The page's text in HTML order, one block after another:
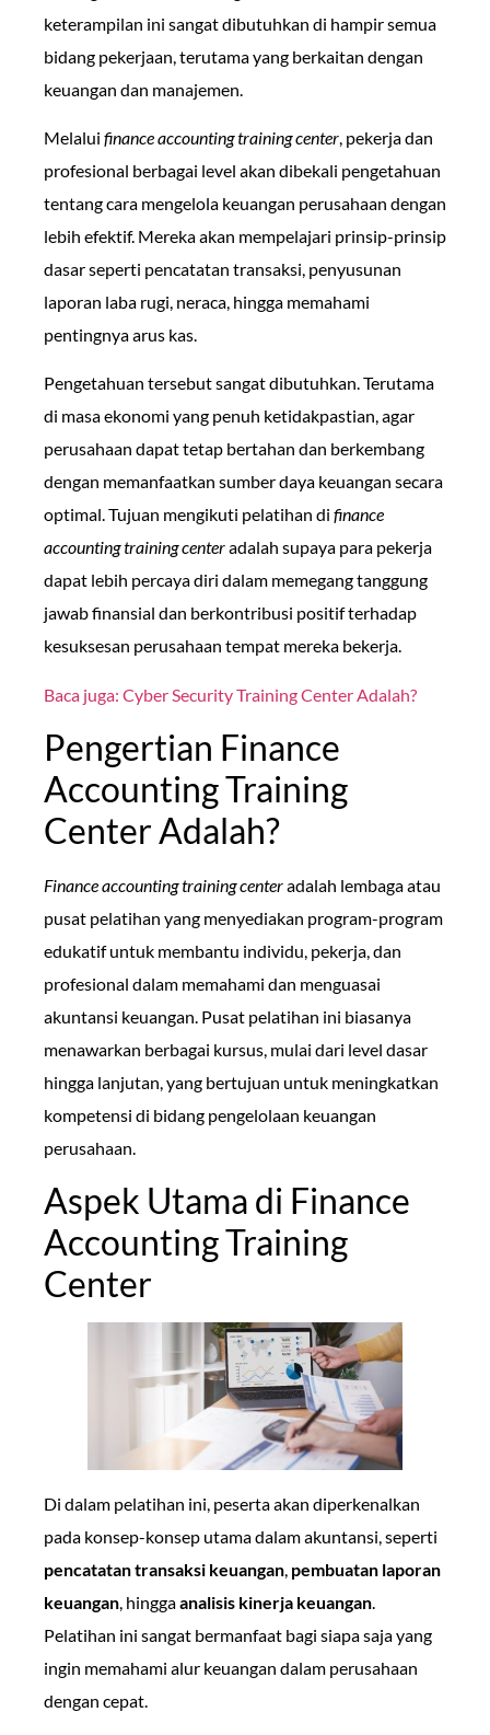
keterampilan ini sangat dibutuhkan di hampir semua
bidang pekerjaan, terutama yang berkaitan dengan
keuangan dan manajemen.
Melalui finance accounting training center, pekerja dan
profesional berbagai level akan dibekali pengetahuan
tentang cara mengelola keuangan perusahaan dengan
lebih efektif. Mereka akan mempelajari prinsip-prinsip
dasar seperti pencatatan transaksi, penyusunan
laporan laba rugi, neraca, hingga memahami
pentingnya arus kas.
Pengetahuan tersebut sangat dibutuhkan. Terutama
di masa ekonomi yang penuh ketidakpastian, agar
perusahaan dapat tetap bertahan dan berkembang
dengan memanfaatkan sumber daya keuangan secara
optimal. Tujuan mengikuti pelatihan di finance
accounting training centeradalah supaya para pekerja
dapat lebih percaya diri dalam memegang tanggung
jawab finansial dan berkontribusi positif terhadap
kesuksesan perusahaan tempat mereka bekerja.
Baca juga: Cyber Security Training Center Adalah?
Pengertian Finance
Accounting Training
Center Adalah?
Finance accounting training centeradalah lembaga atau
pusat pelatihan yang menyediakan program-program
edukatif untuk membantu individu, pekerja, dan
profesional dalam memahami dan menguasai
akuntansi keuangan. Pusat pelatihan ini biasanya
menawarkan berbagai kursus, mulai dari level dasar
hingga lanjutan, yang bertujuan untuk meningkatkan
kompetensi di bidang pengelolaan keuangan
perusahaan.
Aspek Utama di Finance
Accounting Training
Center
Di dalam pelatihan ini, peserta akan diperkenalkan
pada konsep-konsep utama dalam akuntansi, seperti
pencatatan transaksi keuangan pembuatan laporan
keuangan , hinggaanalisis kinerja keuangan
Pelatihan ini sangat bermanfaat bagi siapa saja yang
ingin memahami alur keuangan dalam perusahaan
dengan cepat.